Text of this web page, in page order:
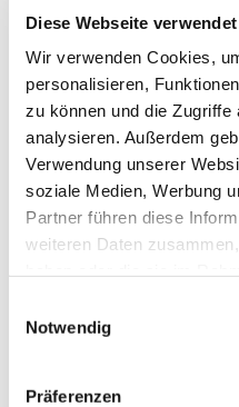
Diese Webseite
Wir verwenden Cookies,
personalisieren,
zu können und die
analysieren. Außerdem
Verwendung unserer
soziale Medien, Werbung
Partner führen diese
weiteren Daten
Notwendig
Präferenzen
Dies